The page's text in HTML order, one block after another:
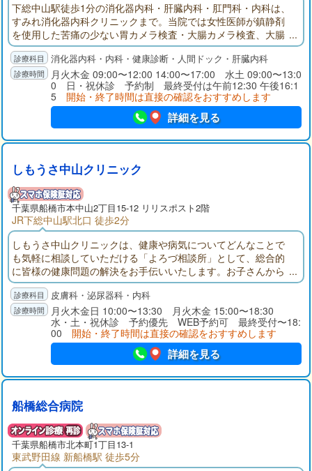
下総中山駅徒歩1分の消化器内科・肝臓内科・肛門科・内科は、
すみれ消化器内科クリニックまで。当院では女性医師が鎮静剤
を使用した苦痛の少ない胃カメラ検査・大腸カメラ検査、大腸
ポリープ切除、胃・大腸の同日検査、土曜検査、経口・経鼻検
査を行います。女性ならではの消化器症状のお悩みや、健康診
断での肝機能異常の診察も承ります。
消化器内科・内科・健康診断・人間ドック・肝臓内科
月火木金 09:00〜12:00 14:00〜17:00 水土 09:00〜13:0
0 日・祝休診 予約制 最終受付は午前12:30 午後16:1
5 開始・終了時間は直接の確認をおすすめします
詳細を見る
しもうさ中山クリニック
千葉県船橋市本中山2丁目15-12 リリスポスト2階
JR下総中山駅北口 徒歩2分
しもうさ中山クリニックは、健康や病気についてどんなことで
も気軽に相談していただける「よろづ相談所」として、総合的
に皆様の健康問題の解決をお手伝いいたします。お子さんから
ご年配の方まで、当「健康よろづ相談所」に、気になる症状、
お薬や検査結果のことなど、相談しにいらしてください。
皮膚科・泌尿器科・内科
月火木金日 10:00〜13:30 月火木金 15:00〜18:30
水・土・祝休診 予約優先 WEB予約可 最終受付〜18:
00 開始・終了時間は直接の確認をおすすめします
詳細を見る
船橋総合病院
千葉県船橋市北本町1丁目13-1
東武野田線 新船橋駅 徒歩5分